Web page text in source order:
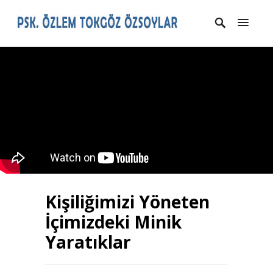
Kişiliğimizi Yöneten
İçimizdeki Minik
Yaratıklar